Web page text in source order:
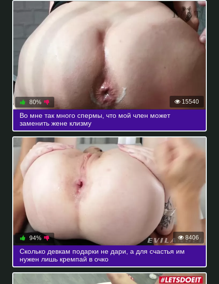
15540
80%
Во мне так много спермы, что мой член может
заменить жене клизму
8406
94%
Сколько девкам подарки не дари, а для счастья им
нужен лишь кремпай в очко